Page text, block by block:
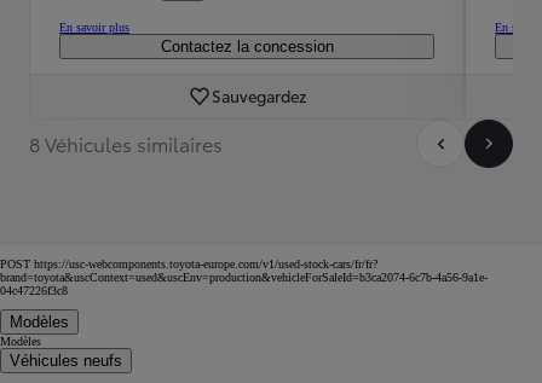
En savoir plus
Contactez la concession
Sauvegardez
En
8 Véhicules similaires
POST https://usc-webcomponents.toyota-europe.com/v1/used-stock-cars/fr/fr?
brand=toyota&uscContext=used&uscEnv=production&vehicleForSaleId=b3ca2074-6c7b-4a56-9a1e-
04c47226f3c8
Modèles
Modèles
Véhicules neufs